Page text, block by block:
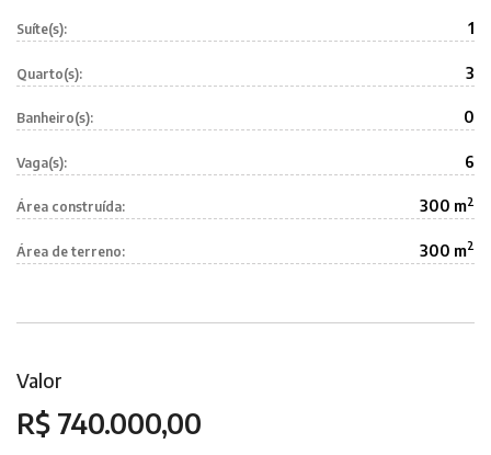
Suíte(s): 1
Quarto(s): 3
Banheiro(s): 0
Vaga(s): 6
Área construída: 300 m2
Área de terreno: 300 m2
Valor
R$ 740.000,00